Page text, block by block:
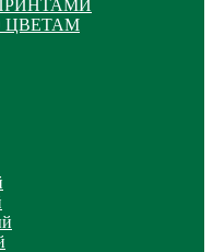
ПРИНТАМИ
ЦВЕТАМ